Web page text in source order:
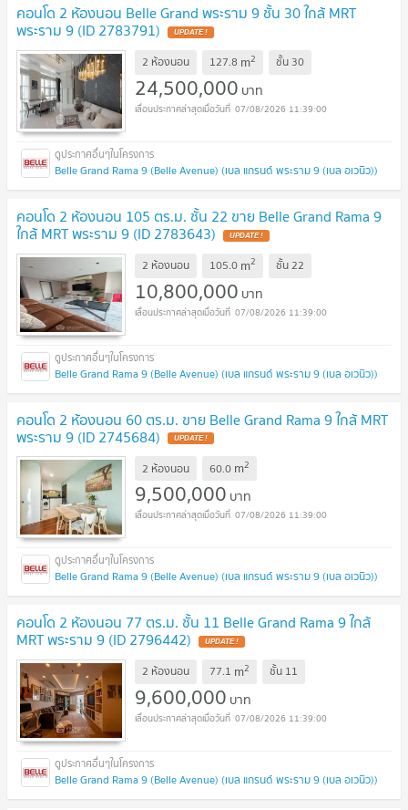
คอนโด 2 ห้องนอน Belle Grand พระราม 9 ชั้น 30 ใกล้ MRT
พระราม 9 (ID 2783791) UPDATE !
2 ห้องนอน 127.8 m2 ชั้น 30
24,500,000 บาท
07/08/2026 11:39:00
Belle Grand Rama 9 (Belle Avenue) (เบล แกรนด์ พระราม 9 (เบล อเวนิว))
คอนโด 2 ห้องนอน 105 ตร.ม. ชั้น 22 ขาย Belle Grand Rama 9
ใกล้ MRT พระราม 9 (ID 2783643) UPDATE !
2 ห้องนอน 105.0 m2 ชั้น22
10,800,000 บาท
07/08/2026 11:39:00
Belle Grand Rama 9 (Belle Avenue) (เบล แกรนด์ พระราม 9 (เบล อเวนิว))
คอนโด 2 ห้องนอน 60 ตร.ม. ขาย Belle Grand Rama 9 ใกล้ MRT
พระราม 9 (ID 2745684) UPDATE !
2 ห้องนอน 60.0 m2
9,500,000 บาท
07/08/2026 11:39:00
Belle Grand Rama 9 (Belle Avenue) (เบล แกรนด์ พระราม 9 (เบล อเวนิว))
คอนโด 2 ห้องนอน 77 ตร.ม. ชั้น 11 Belle Grand Rama 9 ใกล้
MRT พระราม 9 (ID 2796442) UPDATE !
2 ห้องนอน 77.1 m2 ชั้น 11
9,600,000 บาท
07/08/2026 11:39:00
Belle Grand Rama 9 (Belle Avenue) (เบล แกรนด์ พระราม 9 (เบล อเวนิว))